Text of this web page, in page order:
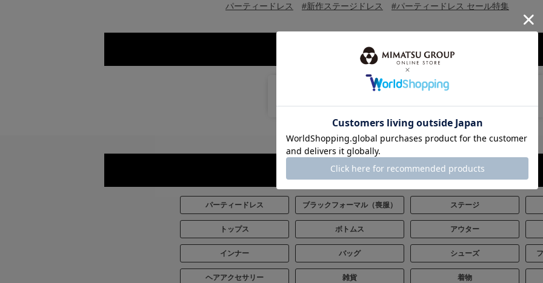
パーティードレス
#新作ステージドレス #パーティードレス セール特集
ミマツグループのブランド
ITEM
全てのアイテムから探す
パーティードレス ブラックフォーマル（喪服） ステージ
トップス ボトムス アウター
インナー バッグ シューズ
ヘアアクセサリー 雑貨 着物